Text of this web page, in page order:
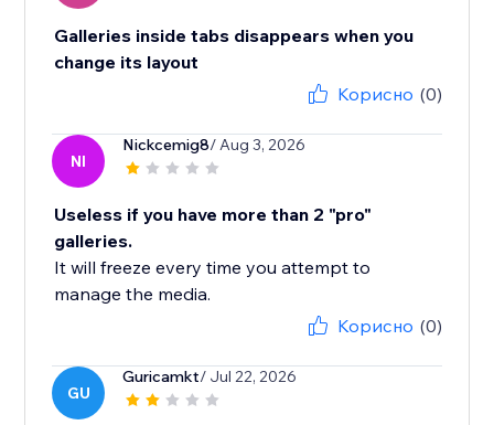
Galleries inside tabs disappears when you
change its layout
Корисно (0)
NI
Nickcemig8/ Aug 3, 2026
Useless if you have more than 2 "pro"
galleries.
It will freeze every time you attempt to
manage the media.
Корисно (0)
GU
Guricamkt/ Jul 22, 2026